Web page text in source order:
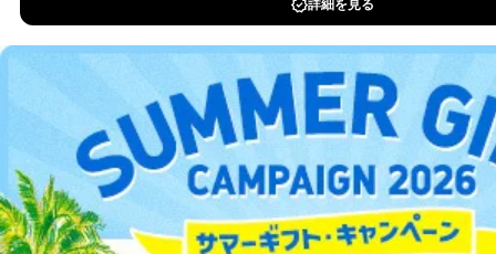
ータ（開示対象個人情報）の利用目的であり、下記4.の
開示等のご請求に対応させていただきます。
なお、6、7については、パートナー（提携企業）様又は
各SNS運営会社様にご請求いただきますようお願い致し
ます。
３．個人情報の第三者提供について
当社は、取得した個人情報を適切に管理し､あらかじめ
本人の同意を得ることなく第三者に提供することはあり
DOWNLOAD FOR IOS
DOWNLOAD FOR ANDROID
ご利用方法はこちら
総合案内